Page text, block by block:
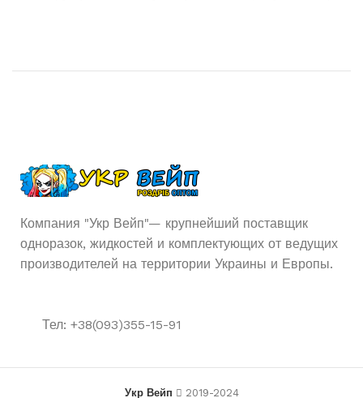
Компания "Укр Вейп"— крупнейший поставщик
одноразок, жидкостей и комплектующих от ведущих
производителей на территории Украины и Европы.
Тел: +38(093)355-15-91
Укр Вейп 2019-2024